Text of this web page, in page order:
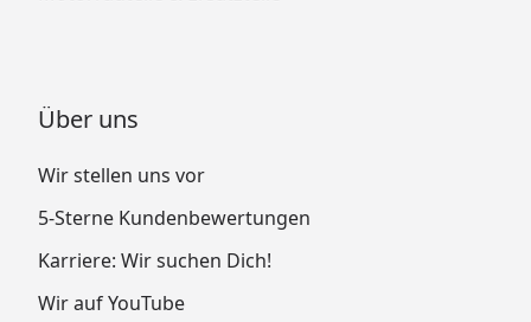
Über uns
Wir stellen uns vor
5-Sterne Kundenbewertungen
Karriere: Wir suchen Dich!
Wir auf YouTube